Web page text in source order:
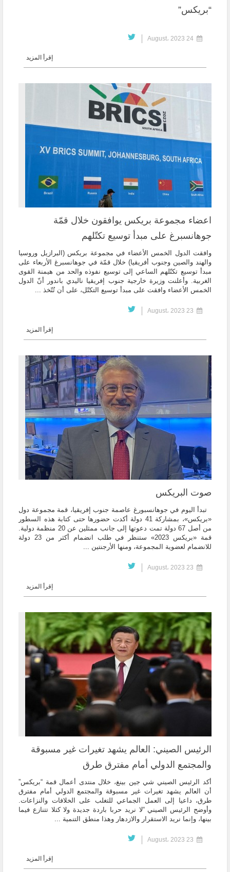
“بريكس”
إقرأ المزيد
اعضاء مجموعة بريكس يوافقون خلال قمّة
جوهانسبرغ على مبدأ توسيع تكتّلهم
وافقت الدول الخمس الأعضاء في مجموعة بريكس (البرازيل وروسيا
والهند والصين وجنوب أفريقيا) خلال قمّة في جوهانسبرغ الأربعاء على
مبدأ توسيع تكتّلهم الساعي إلى توسيع نفوذه والحد من هيمنة القوى
الغربية. وأعلنت وزيرة خارجية جنوب إفريقيا ناليدي باندور أنّ الدول
الخمس الأعضاء وافقت على مبدأ توسيع التكتّل، على أن تُتّخذ ...
إقرأ المزيد
صوت البريكس
تبدأ اليوم في جوهانسبورغ عاصمة جنوب إفريقيا، قمة مجموعة دول
«بريكس»، بمشاركة 41 دولة أكدت حضورها حتى كتابة هذه السطور
من أصل 67 دولة تمت دعوتها إلى جانب ممثلين عن 20 منظمة دولية.
قمة «بريكس 2023» ستنظر في طلب انضمام أكثر من 23 دولة
للانضمام لعضوية المجموعة، ومنها الأرجنتين ...
إقرأ المزيد
الرئيس الصيني: العالم يشهد تغيرات غير مسبوقة
والمجتمع الدولي أمام مفترق طرق
أكد الرئيس الصيني شي جين بينغ، خلال منتدى أعمال قمة “بريكس”
أن العالم يشهد تغيرات غير مسبوقة والمجتمع الدولي أمام مفترق
طرق، داعيا إلى العمل الجماعي للتغلب على الخلافات والنزاعات.
وأوضح الرئيس الصيني “لا نريد حربا باردة جديدة ولا كتلا تتنازع فيما
بينها، وإنما نريد الاستقرار والازدهار وهذا منطق التنمية ...
إقرأ المزيد